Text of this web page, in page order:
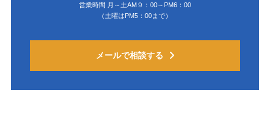
営業時間 月～土AM９：00～PM6：00
（土曜はPM5：00まで）
メールで相談する